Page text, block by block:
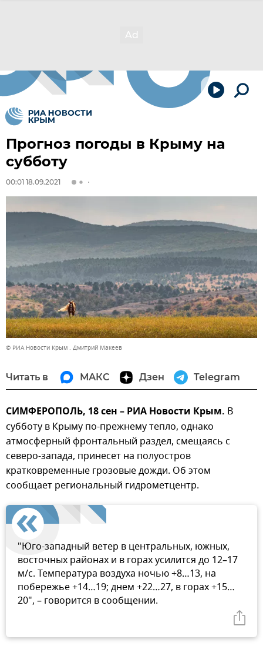
Прогноз погоды в Крыму на
субботу
00:01 18.09.2021
© РИА Новости Крым . Дмитрий Макеев
Читать в МАКС Дзен Telegram
СИМФЕРОПОЛЬ, 18 сен – РИА Новости Крым. В
субботу в Крыму по-прежнему тепло, однако
атмосферный фронтальный раздел, смещаясь с
северо-запада, принесет на полуостров
кратковременные грозовые дожди. Об этом
сообщает региональный гидрометцентр.
"Юго-западный ветер в центральных, южных,
восточных районах и в горах усилится до 12–17
м/с. Температура воздуха ночью +8…13, на
побережье +14…19; днем +22…27, в горах +15…
20", – говорится в сообщении.